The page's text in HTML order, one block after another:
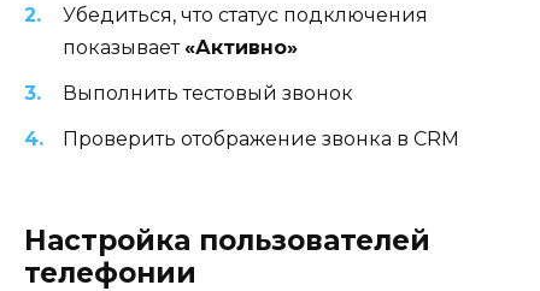
Убедиться, что статус подключения
показывает«Активно»
Выполнить тестовый звонок
Проверить отображение звонка в CRM
Настройка пользователей
телефонии